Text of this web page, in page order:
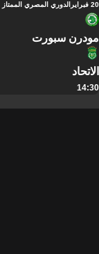
20 فبراير الدوري المصري الممتاز
مودرن سبورت
الاتحاد
14:30